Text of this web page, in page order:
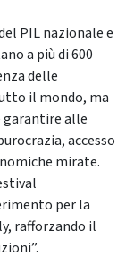
PIL nazionale e
a più di 600
delle
il mondo, ma
garantire alle
accesso
mirate.
per la
rafforzando il